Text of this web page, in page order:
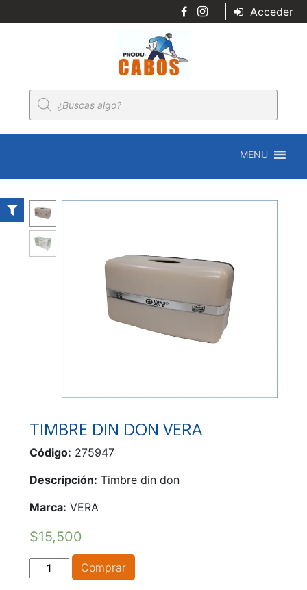
Acceder
Búsqueda
de
productos
MENU
TIMBRE DIN DON VERA
Código: 275947
Descripción: Timbre din don
Marca: VERA
$15,500
TIMBRE
DIN
Comprar